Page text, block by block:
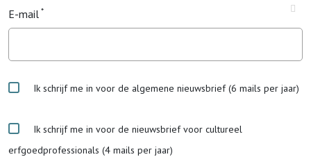
E-mail
Ik schrijf me in voor de algemene nieuwsbrief (6 mails per jaar)
Ik schrijf me in voor de nieuwsbrief voor cultureel
erfgoedprofessionals (4 mails per jaar)